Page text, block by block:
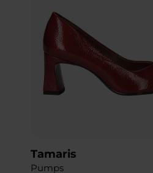
Tamaris
Pumps